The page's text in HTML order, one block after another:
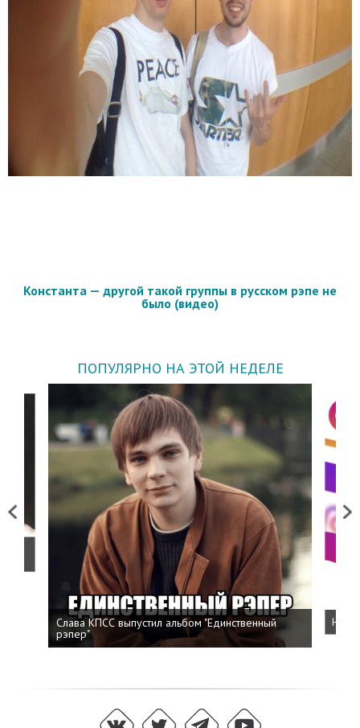
Константа — другой такой группы в русском рэпе не
было (видео)
ПОПУЛЯРНО НА ЭТОЙ НЕДЕЛЕ
Previous
Слава КПСС выпустил альбом "Единственный
рэпер"
Next